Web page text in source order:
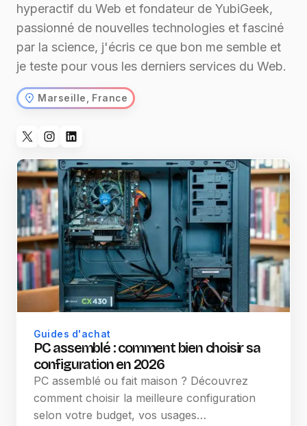
hyperactif du Web et fondateur de YubiGeek,
passionné de nouvelles technologies et fasciné
par la science, j'écris ce que bon me semble et
je teste pour vous les derniers services du Web.
Marseille, France
Guides d'achat
PC assemblé : comment bien choisir sa
configuration en 2026
PC assemblé ou fait maison ? Découvrez
comment choisir la meilleure configuration
selon votre budget, vos usages…